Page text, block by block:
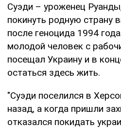
Суэди – уроженец
покинуть родную страну
после геноцида 1994
молодой человек с
посещал Украину и в
остаться здесь жить.
"Суэди поселился в
назад, а когда пришли
отказался покидать